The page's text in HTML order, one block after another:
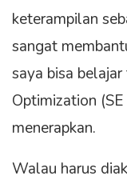
keterampilan
sangat
saya bisa
Optimization
menerapkan.
Walau harus